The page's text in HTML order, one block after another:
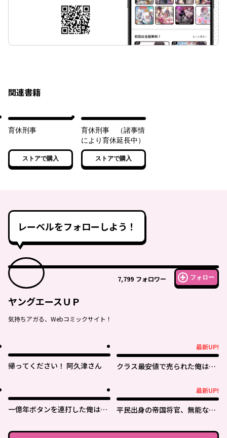
関連書籍
育休刑事
ストアで購入
育休刑事 （諸事情
により育休延長中）
ストアで購入
レーベルをフォローしよう！
7,799 フォロワー フォロー
ヤングエースＵＰ
気持ちアガる、Webコミックサイト！
帰ってください！ 阿久津さん
最新UP!
クラス最安値で売られた俺は、
一億年ボタンを連打した俺は、
落第剣士の学院無双～
最新UP!
平民出身の帝国将官、無能な貴